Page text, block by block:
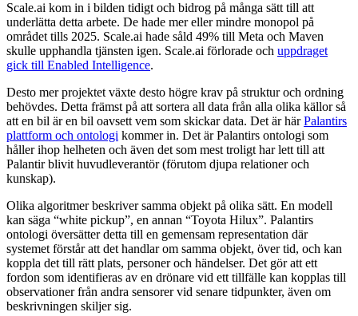
Scale.ai kom in i bilden tidigt och bidrog på många sätt till att
underlätta detta arbete. De hade mer eller mindre monopol på
området tills 2025. Scale.ai hade såld 49% till Meta och Maven
skulle upphandla tjänsten igen. Scale.ai förlorade och uppdraget
gick till Enabled Intelligence.
Desto mer projektet växte desto högre krav på struktur och ordning
behövdes. Detta främst på att sortera all data från alla olika källor så
att en bil är en bil oavsett vem som skickar data. Det är härPalantirs
plattform och ontologi kommer in. Det är Palantirs ontologi som
håller ihop helheten och även det som mest troligt har lett till att
Palantir blivit huvudleverantör (förutom djupa relationer och
kunskap).
Olika algoritmer beskriver samma objekt på olika sätt. En modell
kan säga “white pickup”, en annan “Toyota Hilux”. Palantirs
ontologi översätter detta till en gemensam representation där
systemet förstår att det handlar om samma objekt, över tid, och kan
koppla det till rätt plats, personer och händelser. Det gör att ett
fordon som identifieras av en drönare vid ett tillfälle kan kopplas till
observationer från andra sensorer vid senare tidpunkter, även om
beskrivningen skiljer sig.